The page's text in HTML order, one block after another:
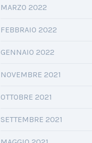
MARZO 2022
FEBBRAIO 2022
GENNAIO 2022
NOVEMBRE 2021
OTTOBRE 2021
SETTEMBRE 2021